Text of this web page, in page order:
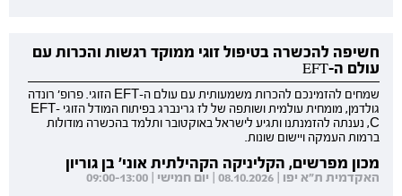
חשיפה להכשרה בטיפול זוגי ממוקד רגשות והכרות עם
עולם ה-EFT
שמחים להזמינכם להכרות משמעותית עם עולם ה-EFT הזוגי. פרופ' רונדה
גולדמן, מומחית עולמית ושותפה של לז גרינברג בפיתוח המודל הזוגי EFT-
C, נענתה להזמנתנו ותגיע לישראל באוקטובר ותלמד בהכשרה מודולות
ברמות העמקה ויישום שונות.
מכון מפרשים, הקליניקה הקהילתית אוני' בן גוריון
האקדמית ת"א יפו | 08.10.2026 | יום חמישי | 09:00-13:00